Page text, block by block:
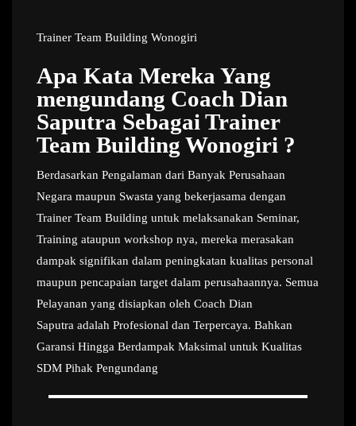
Trainer Team Building Wonogiri
Apa Kata Mereka Yang
mengundang Coach Dian
Saputra Sebagai Trainer
Team Building Wonogiri ?
Berdasarkan Pengalaman dari Banyak Perusahaan
Negara maupun Swasta yang bekerjasama dengan
Trainer Team Building untuk melaksanakan Seminar,
Training ataupun workshop nya, mereka merasakan
dampak signifikan dalam peningkatan kualitas personal
maupun pencapaian target dalam perusahaannya. Semua
Pelayanan yang disiapkan oleh Coach Dian
Saputra adalah Profesional dan Terpercaya. Bahkan
Garansi Hingga Berdampak Maksimal untuk Kualitas
SDM Pihak Pengundang